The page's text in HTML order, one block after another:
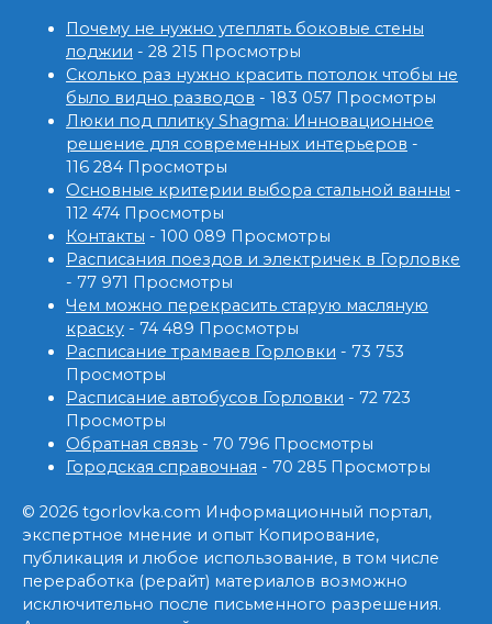
Почему не нужно утеплять боковые стены
лоджии - 28 215 Просмотры
Сколько раз нужно красить потолок чтобы не
было видно разводов - 183 057 Просмотры
Люки под плитку Shagma: Инновационное
решение для современных интерьеров -
116 284 Просмотры
Основные критерии выбора стальной ванны -
112 474 Просмотры
Контакты - 100 089 Просмотры
Расписания поездов и электричек в Горловке
- 77 971 Просмотры
Чем можно перекрасить старую масляную
краску - 74 489 Просмотры
Расписание трамваев Горловки - 73 753
Просмотры
Расписание автобусов Горловки - 72 723
Просмотры
Обратная связь - 70 796 Просмотры
Городская справочная - 70 285 Просмотры
© 2026 tgorlovka.com Информационный портал,
экспертное мнение и опыт Копирование,
публикация и любое использование, в том числе
переработка (рерайт) материалов возможно
исключительно после письменного разрешения.